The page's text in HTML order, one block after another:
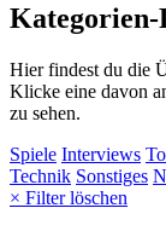
Hier findest du die
Klicke eine davon
zu sehen.
Spiele Interviews
Technik Sonstiges
× Filter löschen